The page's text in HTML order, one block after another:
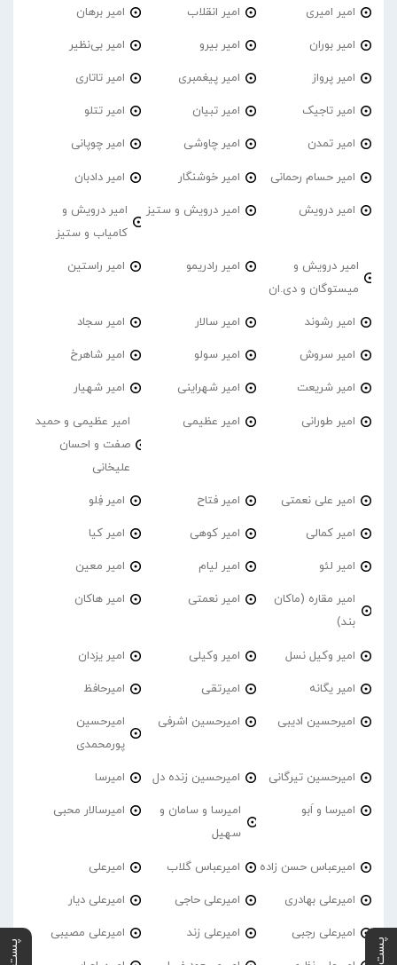
امیر امیری امیر انقلاب امیر برهان
امیر‌ بوران امیر بیرو امیر بی‌نظیر
امیر پرواز امیر پیغمبری امیر تاتاری
امیر تاجیک امیر تبیان امیر تتلو
امیر تمدن امیر چاوشی امیر چوپانی
امیر حسام رحمانی امیر خوشنگار امیر دادبان
امیر درویش امیر درویش و ستیز
امیر درویش و
کامیاب و ستیز
امیر درویش و
میستوگان و دی.ان
امیر رادریمو امیر راستین
امیر رشوند امیر سالار امیر سجاد
امیر سروش امیر سولو امیر شاهرخ
امیر شریعت امیر شهراینی امیر شهیار
امیر طورانی امیر عظیمی
امیر عظیمی و حمید
صفت و احسان
علیخانی
امیر علی نعمتی امیر فتاح امیر فِلو
امیر کمالی امیر کوهی امیر کیا
امیر لئو امیر لیام امیر معین
امیر مقاره (ماکان
بند)
امیر نعمتی امیر هاکان
امیر وکیل نسل امیر وکیلی امیر یزدان
امیر یگانه امیرتقی امیرحافظ
امیرحسین ادیبی امیرحسین اشرفی
امیرحسین
پورمحمدی
امیرحسین تیرگانی امیرحسین زنده دل امیرسا
امیرسا و اَبو
امیرسا و سامان و
سهیل
امیرسالار محبی
امیرعباس حسن زاده امیرعباس گلاب امیرعلی
امیرعلی بهادری امیرعلی حاجی امیرعلی دیار
امیرعلی رجبی امیرعلی زند امیرعلی مصیبی